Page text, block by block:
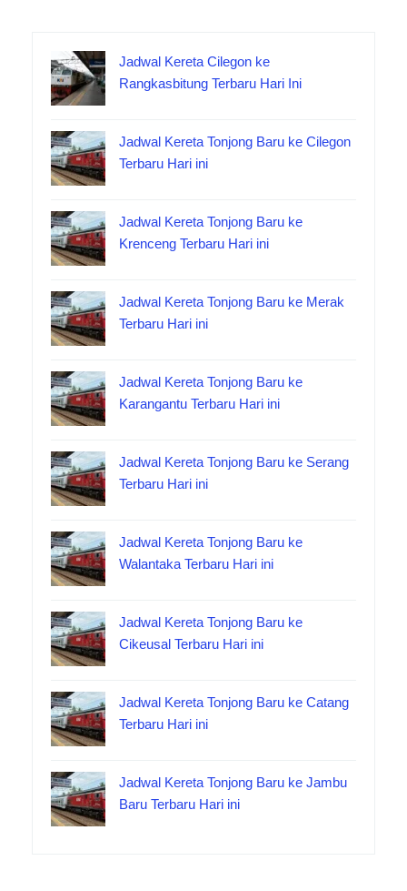
Jadwal Kereta Cilegon ke
Rangkasbitung Terbaru Hari Ini
Jadwal Kereta Tonjong Baru ke Cilegon
Terbaru Hari ini
Jadwal Kereta Tonjong Baru ke
Krenceng Terbaru Hari ini
Jadwal Kereta Tonjong Baru ke Merak
Terbaru Hari ini
Jadwal Kereta Tonjong Baru ke
Karangantu Terbaru Hari ini
Jadwal Kereta Tonjong Baru ke Serang
Terbaru Hari ini
Jadwal Kereta Tonjong Baru ke
Walantaka Terbaru Hari ini
Jadwal Kereta Tonjong Baru ke
Cikeusal Terbaru Hari ini
Jadwal Kereta Tonjong Baru ke Catang
Terbaru Hari ini
Jadwal Kereta Tonjong Baru ke Jambu
Baru Terbaru Hari ini